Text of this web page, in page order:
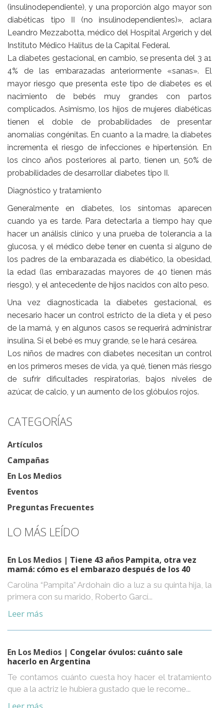
(insulinodependiente), y una proporción algo mayor son
diabéticas tipo II (no insulinodependientes)», aclara
Leandro Mezzabotta, médico del Hospital Argerich y del
Instituto Médico Halitus de la Capital Federal.
La diabetes gestacional, en cambio, se presenta del 3 a1
4% de las embarazadas anteriormente «sanas». El
mayor riesgo que presenta este tipo de diabetes es el
nacimiento de bebés muy grandes con partos
complicados. Asimismo, los hijos de mujeres diabéticas
tienen el doble de probabilidades de presentar
anomalías congénitas. En cuanto a la madre, la diabetes
incrementa el riesgo de infecciones e hipertensión. En
los cinco años posteriores al parto, tienen un, 50% de
probabilidades de desarrollar diabetes tipo II.
Diagnóstico y tratamiento
Generalmente en diabetes, los síntomas aparecen
cuando ya es tarde. Para detectarla a tiempo hay que
hacer un análisis clínico y una prueba de tolerancia a la
glucosa, y el médico debe tener en cuenta si alguno de
los padres de la embarazada es diabético, la obesidad,
la edad (las embarazadas mayores de 40 tienen más
riesgo), y el antecedente de hijos nacidos con alto peso.
Una vez diagnosticada la diabetes gestacional, es
necesario hacer un control estricto de la dieta y el peso
de la mamá, y en algunos casos se requerirá administrar
insulina. Si el bebé es muy grande, se le hará cesárea.
Los niños de madres con diabetes necesitan un control
en los primeros meses de vida, ya qué, tienen más riesgo
de sufrir dificultades respiratorias, bajos niveles de
azúcar, de calcio, y un aumento de los glóbulos rojos.
CATEGORÍAS
Artículos
Campañas
En Los Medios
Eventos
Preguntas Frecuentes
LO MÁS LEÍDO
En Los Medios | Tiene 43 años Pampita, otra vez
mamá: cómo es el embarazo después de los 40
Carolina “Pampita” Ardohain dio a luz a su quinta hija, la
primera con su marido, Roberto Garcí...
Leer más
En Los Medios | Congelar óvulos: cuánto sale
hacerlo en Argentina
Te contamos cuánto cuesta hoy hacer el tratamiento
que a la actriz le hubiera gustado que le recome...